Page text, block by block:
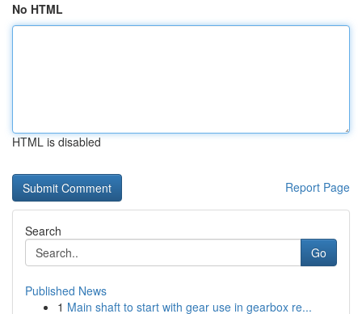
No HTML
HTML is disabled
Report Page
Search
Go
Published News
1 Main shaft to start with gear use in gearbox re...